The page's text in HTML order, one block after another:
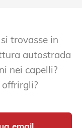
trovasse in
autostrada
nei capelli?